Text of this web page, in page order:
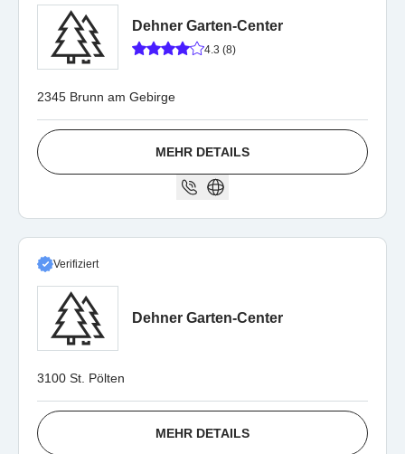
Dehner Garten-Center
4.3 (8)
2345 Brunn am Gebirge
MEHR DETAILS
Verifiziert
Dehner Garten-Center
3100 St. Pölten
MEHR DETAILS